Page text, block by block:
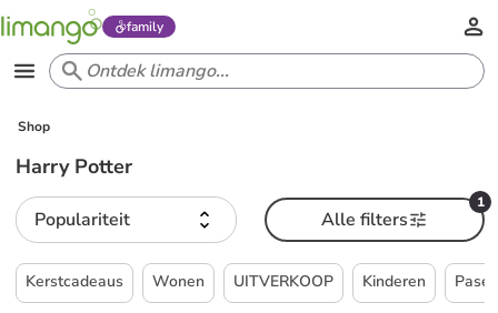
family
Shop
Harry Potter
Populariteit
1
Alle filters
Kerstcadeaus Wonen UITVERKOOP Kinderen